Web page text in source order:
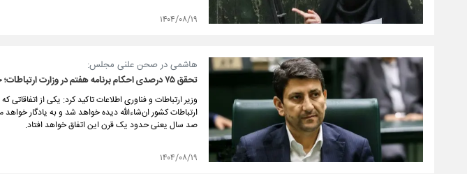
۱۴۰۴/۰۸/۱۹
هاشمی در صحن علنی مجلس:
تحقق ۷۵ درصدی احکام برنامه هفتم در وزارت ارتباطات؛ جهش زیرساختی با فیبر نوری و توسعه صنعت فضایی»
وزیر ارتباطات و فناوری اطلاعات تاکید کرد: یکی از
ارتباطات کشور ان‌شاءالله دیده خواهد شد و به یادگار
صد سال یعنی حدود یک قرن این اتفاق خواهد افتاد.
۱۴۰۴/۰۸/۱۹